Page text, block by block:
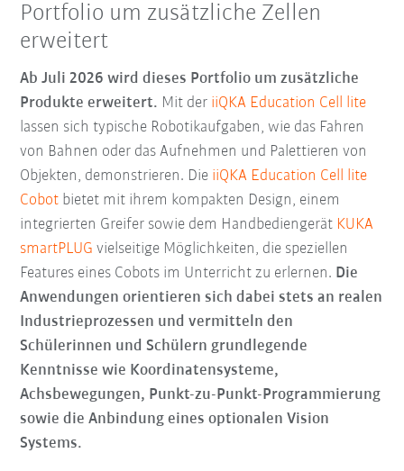
Portfolio um zusätzliche Zellen
erweitert
Ab Juli 2026 wird dieses Portfolio um zusätzliche
Produkte erweitert. Mit der iiQKA Education Cell lite
lassen sich typische Robotikaufgaben, wie das Fahren
von Bahnen oder das Aufnehmen und Palettieren von
Objekten, demonstrieren. Die iiQKA Education Cell lite
Cobot bietet mit ihrem kompakten Design, einem
integrierten Greifer sowie dem Handbediengerät KUKA
smartPLUG vielseitige Möglichkeiten, die speziellen
Features eines Cobots im Unterricht zu erlernen. Die
Anwendungen orientieren sich dabei stets an realen
Industrieprozessen und vermitteln den
Schülerinnen und Schülern grundlegende
Kenntnisse wie Koordinatensysteme,
Achsbewegungen, Punkt-zu-Punkt-Programmierung
sowie die Anbindung eines optionalen Vision
Systems.